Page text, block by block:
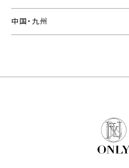
中国・九州